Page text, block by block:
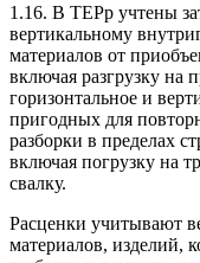
1.16. В ТЕРр учтены
вертикальному
материалов от
включая разгрузку на
горизонтальное и
пригодных для
разборки в пределах
включая погрузку на
свалку.
Расценки учитывают
материалов, изделий,